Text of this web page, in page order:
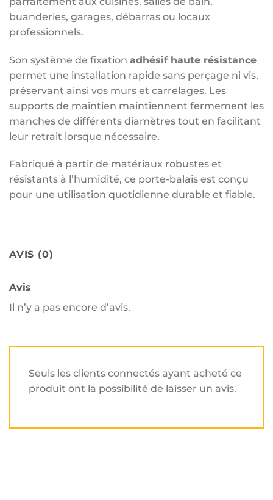
buanderies, garages, débarras ou locaux
professionnels.
Son système de fixation adhésif haute résistance
permet une installation rapide sans perçage ni vis,
préservant ainsi vos murs et carrelages. Les
supports de maintien maintiennent fermement les
manches de différents diamètres tout en facilitant
leur retrait lorsque nécessaire.
Fabriqué à partir de matériaux robustes et
résistants à l’humidité, ce porte-balais est conçu
pour une utilisation quotidienne durable et fiable.
AVIS (0)
Avis
Il n’y a pas encore d’avis.
Seuls les clients connectés ayant acheté ce
produit ont la possibilité de laisser un avis.